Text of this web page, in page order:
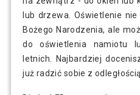
lub drzewa. Oświetlenie nie
Bożego Narodzenia, ale
do oświetlenia namiotu
letnich. Najbardziej
już radzić sobie z